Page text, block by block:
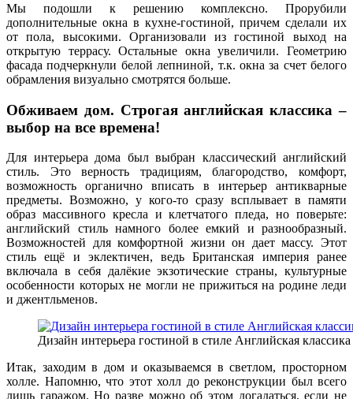
Мы подошли к решению комплексно. Прорубили
дополнительные окна в кухне-гостиной, причем сделали их
от пола, высокими. Организовали из гостиной выход на
открытую террасу. Остальные окна увеличили. Геометрию
фасада подчеркнули белой лепниной, т.к. окна за счет белого
обрамления визуально смотрятся больше.
Обживаем дом. Строгая английская классика –
выбор на все времена!
Для интерьера дома был выбран классический английский
стиль. Это верность традициям, благородство, комфорт,
возможность органично вписать в интерьер антикварные
предметы. Возможно, у кого-то сразу всплывает в памяти
образ массивного кресла и клетчатого пледа, но поверьте:
английский стиль намного более емкий и разнообразный.
Возможностей для комфортной жизни он дает массу. Этот
стиль ещё и эклектичен, ведь Британская империя ранее
включала в себя далёкие экзотические страны, культурные
особенности которых не могли не прижиться на родине леди
и джентльменов.
Дизайн интерьера гостиной в стиле Английская классика
Итак, заходим в дом и оказываемся в светлом, просторном
холле. Напомню, что этот холл до реконструкции был всего
лишь гаражом. Но разве можно об этом догадаться, если не